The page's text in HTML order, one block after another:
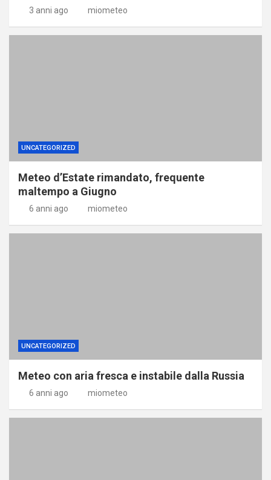
3 anni ago miometeo
UNCATEGORIZED
Meteo d’Estate rimandato, frequente
maltempo a Giugno
6 anni ago miometeo
UNCATEGORIZED
Meteo con aria fresca e instabile dalla Russia
6 anni ago miometeo